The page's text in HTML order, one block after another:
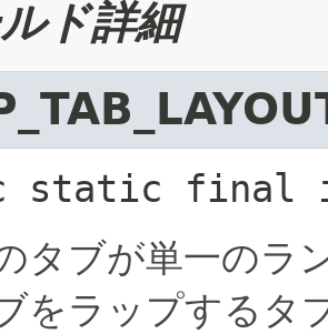
ド詳細
static final
タブが単一のラ
をラップするタ